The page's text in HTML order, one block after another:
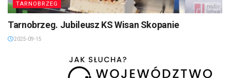
TARNOBRZEG
Tarnobrzeg. Jubileusz KS Wisan Skopanie
2025-09-15